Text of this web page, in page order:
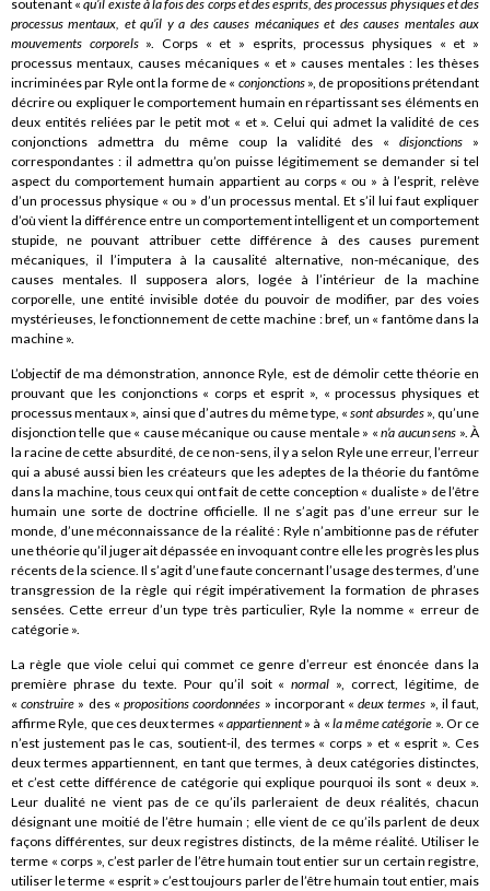
soutenant «qu’il existe à la fois des corps et des esprits, des processus physiques et des
processus mentaux, et qu’il y a des causes mécaniques et des causes mentales aux
mouvements corporels». Corps « et » esprits, processus physiques « et »
processus mentaux, causes mécaniques « et » causes mentales : les thèses
incriminées par Ryle ont la forme de « conjonctions», de propositions prétendant
décrire ou expliquer le comportement humain en répartissant ses éléments en
deux entités reliées par le petit mot « et ». Celui qui admet la validité de ces
conjonctions admettra du même coup la validité des « disjonctions »
correspondantes : il admettra qu’on puisse légitimement se demander si tel
aspect du comportement humain appartient au corps « ou » à l’esprit, relève
d’un processus physique « ou » d’un processus mental. Et s’il lui faut expliquer
d’où vient la différence entre un comportement intelligent et un comportement
stupide, ne pouvant attribuer cette différence à des causes purement
mécaniques, il l’imputera à la causalité alternative, non-mécanique, des
causes mentales. Il supposera alors, logée à l’intérieur de la machine
corporelle, une entité invisible dotée du pouvoir de modifier, par des voies
mystérieuses, le fonctionnement de cette machine : bref, un « fantôme dans la
machine ».
L’objectif de ma démonstration, annonce Ryle, est de démolir cette théorie en
prouvant que les conjonctions « corps et esprit », « processus physiques et
processus mentaux », ainsi que d’autres du même type, «sont absurdes», qu’une
disjonction telle que « cause mécanique ou cause mentale » «n’a aucun sens ». À
la racine de cette absurdité, de ce non-sens, il y a selon Ryle une erreur, l’erreur
qui a abusé aussi bien les créateurs que les adeptes de la théorie du fantôme
dans la machine, tous ceux qui ont fait de cette conception « dualiste » de l’être
humain une sorte de doctrine officielle. Il ne s’agit pas d’une erreur sur le
monde, d’une méconnaissance de la réalité : Ryle n’ambitionne pas de réfuter
une théorie qu’il jugerait dépassée en invoquant contre elle les progrès les plus
récents de la science. Il s’agit d’une faute concernant l’usage des termes, d’une
transgression de la règle qui régit impérativement la formation de phrases
sensées. Cette erreur d’un type très particulier, Ryle la nomme « erreur de
catégorie ».
La règle que viole celui qui commet ce genre d’erreur est énoncée dans la
première phrase du texte. Pour qu’il soit «normal », correct, légitime, de
«construire » des «propositions coordonnées » incorporant «deux termes », il faut,
affirme Ryle, que ces deux termes « appartiennent» à « la même catégorie ». Or ce
n’est justement pas le cas, soutient-il, des termes « corps » et « esprit ». Ces
deux termes appartiennent, en tant que termes, à deux catégories distinctes,
et c’est cette différence de catégorie qui explique pourquoi ils sont « deux ».
Leur dualité ne vient pas de ce qu’ils parleraient de deux réalités, chacun
désignant une moitié de l’être humain ; elle vient de ce qu’ils parlent de deux
façons différentes, sur deux registres distincts, de la même réalité. Utiliser le
terme « corps », c’est parler de l’être humain tout entier sur un certain registre,
utiliser le terme « esprit » c’est toujours parler de l’être humain tout entier, mais